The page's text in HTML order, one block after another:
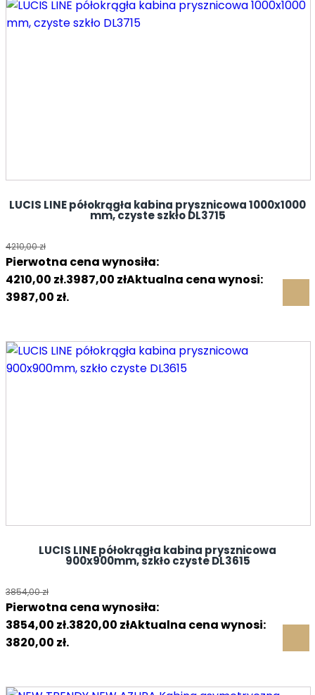
LUCIS LINE półokrągła kabina prysznicowa 1000x1000
mm, czyste szkło DL3715
4210,00zł
Pierwotna cena wynosiła:
4210,00 zł.3987,00 złAktualna cena wynosi:
3987,00 zł.
LUCIS LINE półokrągła kabina prysznicowa
900x900mm, szkło czyste DL3615
3854,00zł
Pierwotna cena wynosiła:
3854,00 zł.3820,00 złAktualna cena wynosi:
3820,00 zł.